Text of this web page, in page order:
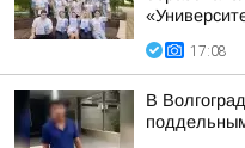
17:08
В